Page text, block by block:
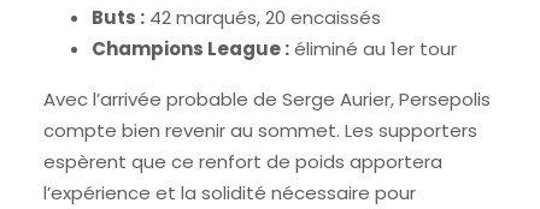
Buts :42 marqués, 20 encaissés
Champions League :éliminé au 1er tour
Avec l’arrivée probable de Serge Aurier, Persepolis
compte bien revenir au sommet. Les supporters
espèrent que ce renfort de poids apportera
l’expérience et la solidité nécessaire pour